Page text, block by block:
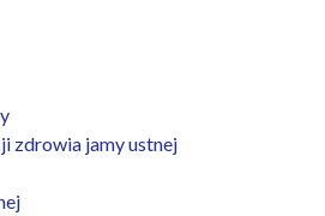
zdrowia jamy ustnej